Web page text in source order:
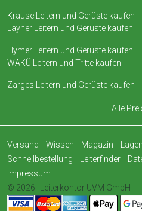
Krause Leitern und Gerüste kaufen
Layher Leitern und Gerüste kaufen
Hymer Leitern und Gerüste kaufen
WAKÜ Leitern und Tritte kaufen
Zarges Leitern und Gerüste kaufen
Alle
Versand Wissen Magazin
Schnellbestellung
Leiterfinder
Impressum
© 2026
Leiterkontor UVM GmbH